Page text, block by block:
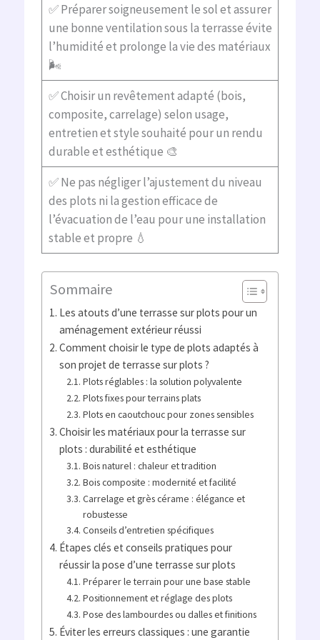
✅ Préparer soigneusement le sol et assurer
une bonne ventilation sous la terrasse évite
l’humidité et prolonge la vie des matériaux
🌬️
✅ Choisir un revêtement adapté (bois,
composite, carrelage) selon usage,
entretien et style souhaité pour un rendu
durable et esthétique 🎨
✅ Ne pas négliger l’ajustement du niveau
des plots ni la gestion efficace de
l’évacuation de l’eau pour une installation
stable et propre 💧
Sommaire
Les atouts d’une terrasse sur plots pour un
aménagement extérieur réussi
Comment choisir le type de plots adaptés à
son projet de terrasse sur plots ?
Plots réglables : la solution polyvalente
Plots fixes pour terrains plats
Plots en caoutchouc pour zones sensibles
Choisir les matériaux pour la terrasse sur
plots : durabilité et esthétique
Bois naturel : chaleur et tradition
Bois composite : modernité et facilité
Carrelage et grès cérame : élégance et
robustesse
Conseils d’entretien spécifiques
Étapes clés et conseils pratiques pour
réussir la pose d’une terrasse sur plots
Préparer le terrain pour une base stable
Positionnement et réglage des plots
Pose des lambourdes ou dalles et finitions
Éviter les erreurs classiques : une garantie